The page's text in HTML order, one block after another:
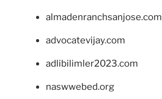
almadenranchsanjose.com
advocatevijay.com
adlibilimler2023.com
naswwebed.org